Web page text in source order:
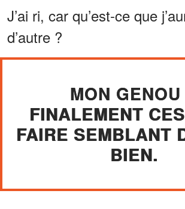
J’ai ri, car qu’est-ce que
d’autre ?
MON
FINALEMENT
FAIRE SEMBLANT
BIEN.